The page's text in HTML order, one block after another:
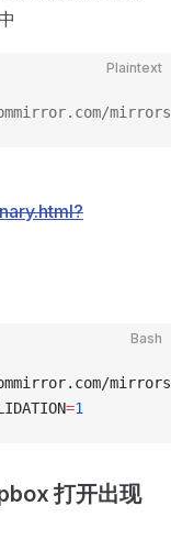
Plaintext
npmmirror.com/
Bash
=1
打开出现